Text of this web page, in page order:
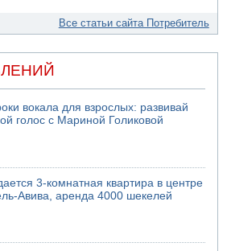
Все статьи сайта Потребитель
вокала для взрослых: развивай
голос с Мариной Голиковой
3-комнатная квартира в центре
Авива, аренда 4000 шекелей